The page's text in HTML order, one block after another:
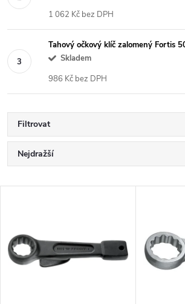
1 062 Kč bez DPH
Tahový očkový klíč zalomený Fortis
Skladem
986 Kč bez DPH
Filtrovat
Ř
a
e
Nejdražší
ý
p